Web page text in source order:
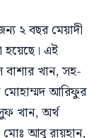
২ বছর মেয়াদী
এই
খান, সহ-
মোহাম্মদ আরিফুর
খান, অর্থ
আবু রায়হান,